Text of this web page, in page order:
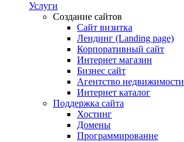
Услуги
Создание сайтов
Сайт визитка
Лендинг (Landing page)
Корпоративный сайт
Интернет магазин
Бизнес сайт
Агентство недвижимости
Интернет каталог
Поддержка сайта
Хостинг
Домены
Программирование